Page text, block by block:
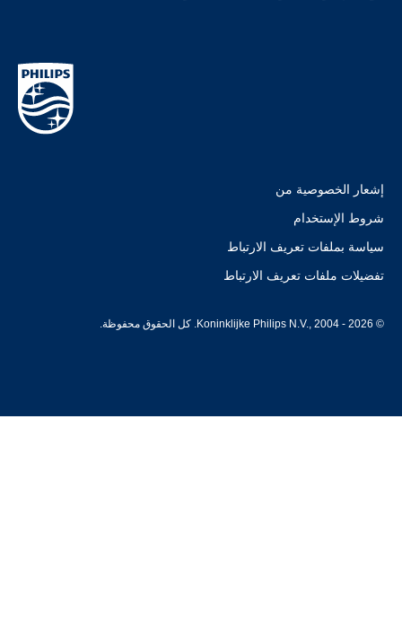
إشعار الخصوصية من
شروط الإستخدام
سياسة بملفات تعريف الارتباط
تفضيلات ملفات تعريف الارتباط
© Koninklijke Philips N.V., 2004 - 2026. كل الحقوق محفوظة.